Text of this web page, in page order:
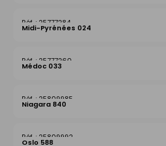
25777284
Midi-Pyrénées 024
25777260
Médoc 033
25809985
Niagara 840
25809992
Oslo 588